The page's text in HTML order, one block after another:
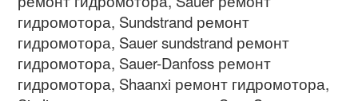
гидромотора, Sundstrand ремонт
гидромотора, Sauer sundstrand ремонт
гидромотора, Sauer-Danfoss ремонт
гидромотора, Shaanxi ремонт гидромотора,